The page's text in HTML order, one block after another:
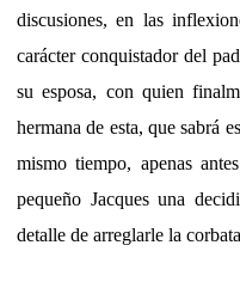
discusiones, en las
carácter conquistador del
su esposa, con quien
hermana de esta, que sabrá
mismo tiempo, apenas
pequeño Jacques una
detalle de arreglarle la